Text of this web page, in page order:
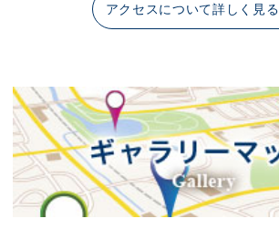
アクセスについて詳しく見る